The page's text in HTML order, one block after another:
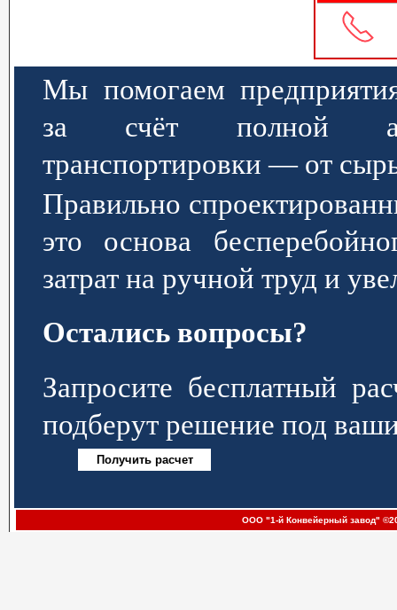
Мы помогаем
за счёт полной
транспортировки — от
Правильно
это основа
затрат на ручной труд и
Остались вопросы?
Запросите бесплатный
подберут решение под
ООО "1-й Конвейерный завод"